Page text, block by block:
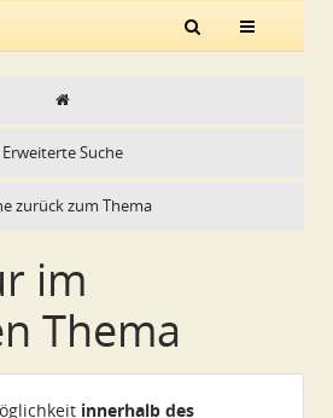
Erweiterte Suche
zurück zum Thema
im
Thema
innerhalb des